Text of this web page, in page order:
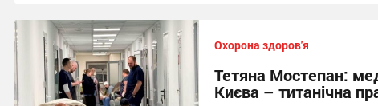
Охорона здоров'я
Тетяна Мостепан:
Києва – титанічна